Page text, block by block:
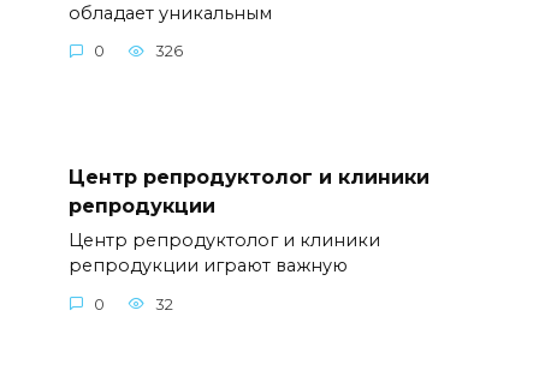
обладает уникальным
0 326
Центр репродуктолог и клиники
репродукции
Центр репродуктолог и клиники
репродукции играют важную
0 32